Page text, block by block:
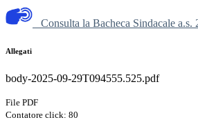
Consulta la Bacheca Sindacale a.s.
Allegati
body-2025-09-29T094555.525.pdf
File PDF
Contatore click: 80